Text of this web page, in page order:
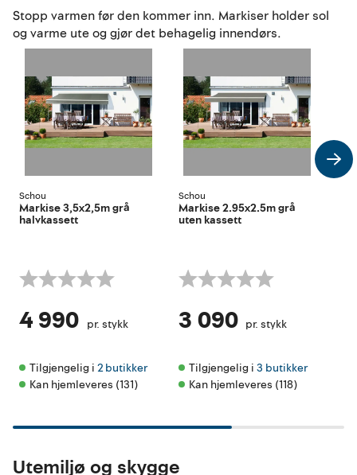
Stopp varmen før den kommer inn. Markiser holder sol
og varme ute og gjør det behagelig innendørs.
Schou
Markise 3,5x2,5m grå
halvkassett
4 990 pr. stykk
Tilgjengelig i 2 butikker
Kan hjemleveres (131)
Schou
Markise 2.95x2.5m grå
uten kassett
3 090 pr. stykk
Tilgjengelig i 3 butikker
Kan hjemleveres (118)
Utemiljø og skygge